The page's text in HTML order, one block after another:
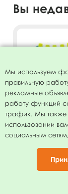
Вы
Язычок-гудок с
Шарики
111.00
Мы используем
правильную
рекламные
работу функций
трафик. Мы
использовании
социальным